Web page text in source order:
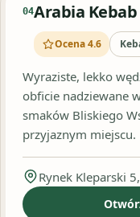
04Arabia Kebab
Ocena 4.6
Wyraziste, lekko
obficie nadziewane
smaków Bliskiego
przyjaznym miejscu.
Rynek Kleparski